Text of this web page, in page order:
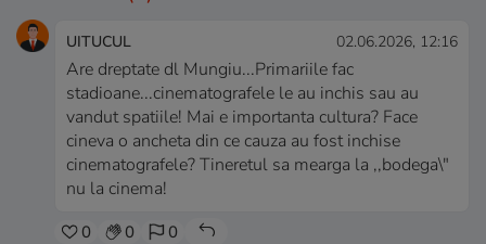
UITUCUL 02.06.2026, 12:16
Are dreptate dl Mungiu...Primariile fac
stadioane...cinematografele le au inchis sau au
vandut spatiile! Mai e importanta cultura? Face
cineva o ancheta din ce cauza au fost inchise
cinematografele? Tineretul sa mearga la ,,bodega\"
nu la cinema!
0 0 0